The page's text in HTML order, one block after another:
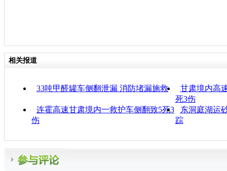
相关报道
33吨甲醛罐车侧翻泄漏 消防堵漏施救
甘肃境内高
死3伤
连霍高速甘肃境内一救护车侧翻致5死3
伤
东洞庭湖运
踪